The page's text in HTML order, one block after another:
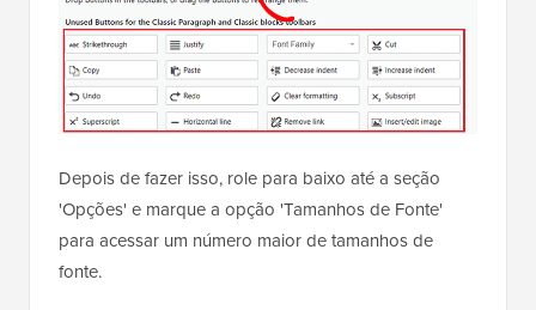
Depois de fazer isso, role para baixo até a seção
'Opções' e marque a opção 'Tamanhos de Fonte'
para acessar um número maior de tamanhos de
fonte.